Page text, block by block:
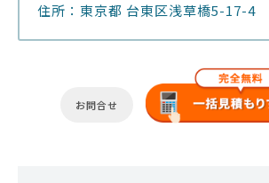
住所：東京都 台東区浅草橋5-17-4
お問合せ